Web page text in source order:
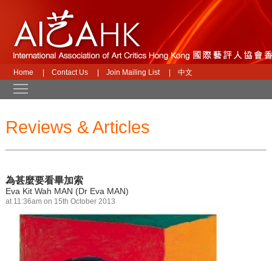
Home Contact Us Join Mailing List 中文
Reviews & Articles
為甚麼要看畢加索
Eva Kit Wah MAN (Dr Eva MAN)
at 11:36am on 15th October 2013